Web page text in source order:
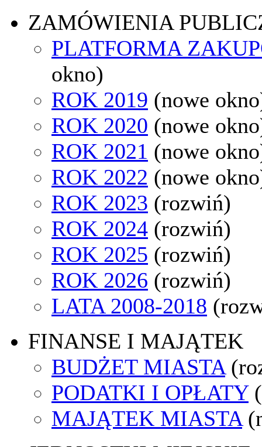
ZAMÓWIENIA
PLATFORMA
okno)
ROK 2019 (nowe
ROK 2020 (nowe
ROK 2021 (nowe
ROK 2022 (nowe
ROK 2023 (rozwiń)
ROK 2024 (rozwiń)
ROK 2025 (rozwiń)
ROK 2026 (rozwiń)
LATA 2008-2018
FINANSE I MAJĄTEK
BUDŻET MIASTA
PODATKI I OPŁATY
MAJĄTEK MIASTA